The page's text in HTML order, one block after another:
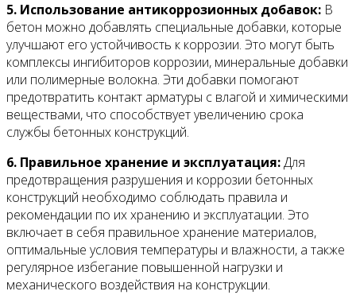
5. Использование антикоррозионных добавок: В
бетон можно добавлять специальные добавки, которые
улучшают его устойчивость к коррозии. Это могут быть
комплексы ингибиторов коррозии, минеральные добавки
или полимерные волокна. Эти добавки помогают
предотвратить контакт арматуры с влагой и химическими
веществами, что способствует увеличению срока
службы бетонных конструкций.
6. Правильное хранение и эксплуатация:Для
предотвращения разрушения и коррозии бетонных
конструкций необходимо соблюдать правила и
рекомендации по их хранению и эксплуатации. Это
включает в себя правильное хранение материалов,
оптимальные условия температуры и влажности, а также
регулярное избегание повышенной нагрузки и
механического воздействия на конструкции.